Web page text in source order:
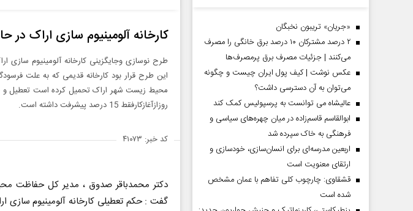
کارخانه آلومینیوم سازی اراک
این طرح قرار بود کارخانه قدیمی که به علت
روزازآغازکارفقط 15 درصد پیشرفت داشته است.
کد خبر: ۴۱۰۷۳
دکتر محمدباقر صدوق ، مدیر کل حفاظت
گفت : حکم تعطیلی کارخانه آلومینیوم
«جریان» تریبون نخبگان
۲ درصد مشترکان ۱۰ درصد برق خانگی را مصرف
می‌کنند | جزئیات مصرف برق پرمصرف‌ها
عکس نوشت | کیف پول ایران چیست و چگونه
می‌توان به آن دسترسی داشت؟
عالیشاه می توانست به پرسپولیس کمک کند
ابوالقاسم قاسم‌زاده در میان چهره‌های سیاسی و
فرهنگی به خاک سپرده شد
اربعین مدرسه‌ای برای انسان‌سازی، خودسازی و
ارتقای معنویت است
قشقاوی: چارچوب کلی تفاهم با عمان مشخص
شده است